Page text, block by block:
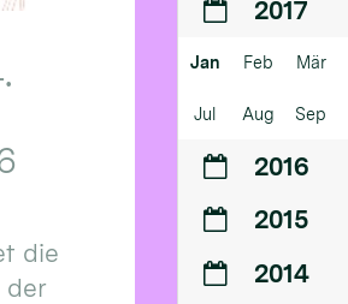
die
der
2017
Jan Feb Mär
Jul Aug Sep
2016
2015
2014